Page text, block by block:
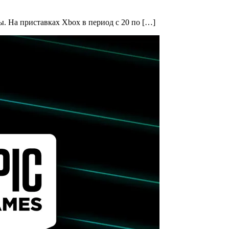
На приставках Xbox в период с 20 по […]